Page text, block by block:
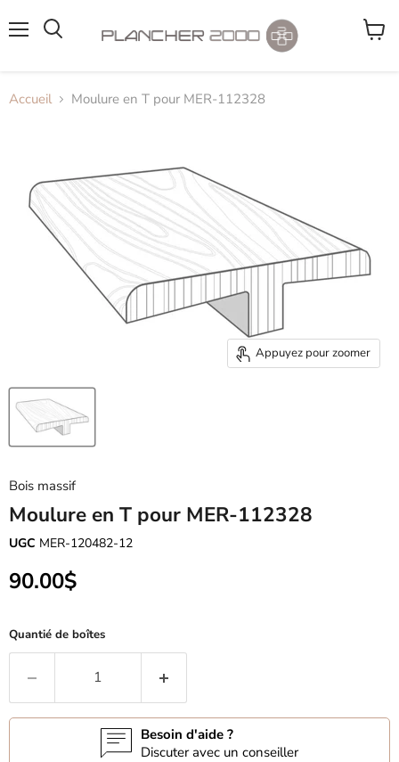
Accueil Moulure en T pour MER-112328
Appuyez pour zoomer
Bois massif
Moulure en T pour MER-112328
UGC MER-120482-12
Prix actuel
90.00$
Quantié de boîtes
Besoin d'aide ?
Discuter avec un conseiller